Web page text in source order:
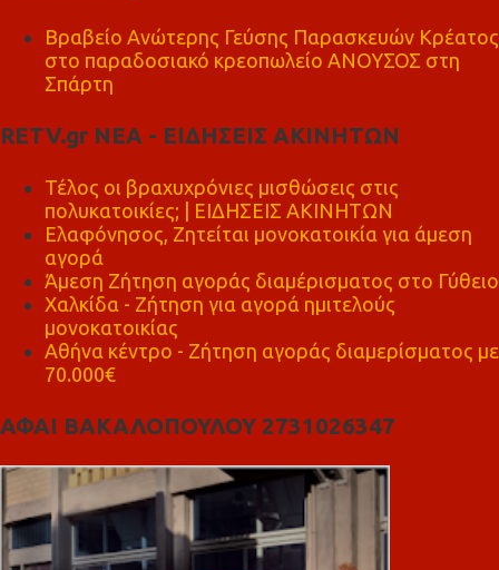
Βραβείο Ανώτερης Γεύσης Παρασκευών Κρέατος
στο παραδοσιακό κρεοπωλείο ΑΝΟΥΣΟΣ στη
Σπάρτη
RETV.gr ΝΕΑ - ΕΙΔΗΣΕΙΣ ΑΚΙΝΗΤΩΝ
Τέλος οι βραχυχρόνιες μισθώσεις στις
πολυκατοικίες; | ΕΙΔΗΣΕΙΣ ΑΚΙΝΗΤΩΝ
Ελαφόνησος, Ζητείται μονοκατοικία για άμεση
αγορά
Άμεση Ζήτηση αγοράς διαμέρισματος στο Γύθειο
Χαλκίδα - Ζήτηση για αγορά ημιτελούς
μονοκατοικίας
Αθήνα κέντρο - Ζήτηση αγοράς διαμερίσματος με
70.000€
ΑΦΑΙ ΒΑΚΑΛΟΠΟΥΛΟΥ 2731026347